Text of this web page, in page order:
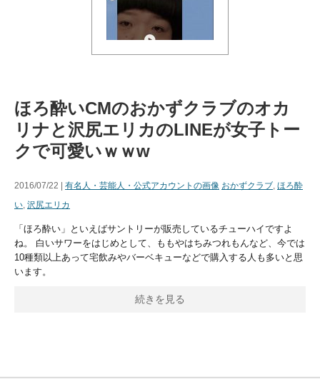
ほろ酔いCMのおかずクラブのオカ
リナと沢尻エリカのLINEが女子トー
クで可愛いｗｗw
2016/07/22 | 有名人・芸能人・公式アカウントの画像 おかずクラブ, ほろ酔
い, 沢尻エリカ
「ほろ酔い」といえばサントリーが販売しているチューハイですよ
ね。 白いサワーをはじめとして、ももやはちみつれもんなど、今では
10種類以上あって宅飲みやバーベキューなどで購入する人も多いと思
います。
続きを見る